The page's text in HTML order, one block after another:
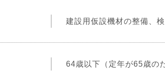
建設用仮設機材の整備、
64歳以下（定年が65歳の